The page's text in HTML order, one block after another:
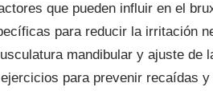
que pueden influir en el
para reducir la irritación
mandibular y ajuste de
para prevenir recaídas